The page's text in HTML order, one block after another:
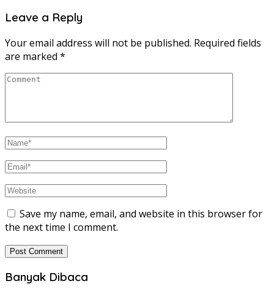
Leave a Reply
Your email address will not be published. Required fields
are marked *
Save my name, email, and website in this browser for
the next time I comment.
Banyak Dibaca